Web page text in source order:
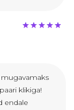
klikiga!
endale